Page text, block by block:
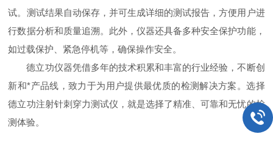
试。测试结果自动保存，并可生成详细的测试报告，方便用户进
行数据分析和质量追溯。此外，仪器还具备多种安全保护功能，
如过载保护、紧急停机等，确保操作安全。
德立功仪器凭借多年的技术积累和丰富的行业经验，不断创
新和*产品线，致力于为用户提供最优质的检测解决方案。选择
德立功注射针刺穿力测试仪，就是选择了精准、可靠和无忧的检
测体验。